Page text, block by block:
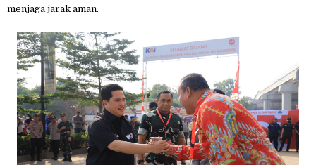
menjaga jarak aman.